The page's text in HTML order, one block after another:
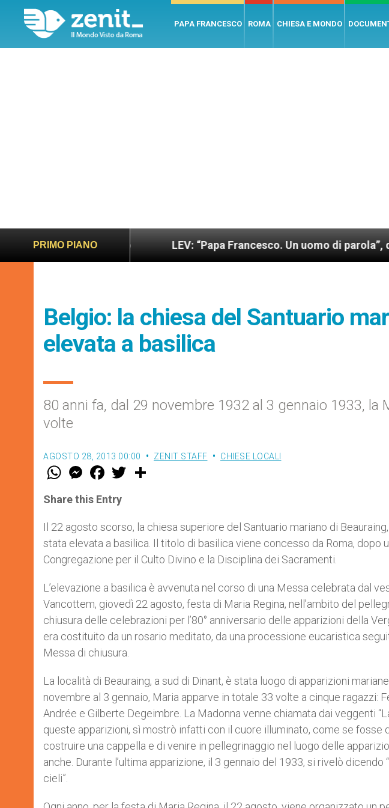
PAPA FRANCESCO ROMA CHIESA E MONDO
PRIMO PIANO
sano e giusto LEV: “Papa Francesco. Un uomo di parola”, dietro le
Belgio: la chiesa del Santuario
elevata a basilica
80 anni fa, dal 29 novembre 1932 al 3 gennaio 1933, la
volte
AGOSTO 28, 2013 00:00 ZENIT STAFF CHIESE LOCALI
W
t
s
p
p
M
e
s
e
g
e
r
F
a
e
b
o
k
w
r
Share this Entry
Il 22 agosto scorso, la chiesa superiore del Santuario mariano di
stata elevata a basilica. Il titolo di basilica viene concesso da Roma, dopo
Congregazione per il Culto Divino e la Disciplina dei Sacramenti.
L’elevazione a basilica è avvenuta nel corso di una Messa celebrata dal
Vancottem, giovedì 22 agosto, festa di Maria Regina, nell’ambito del
chiusura delle celebrazioni per l’80° anniversario delle apparizioni della
era costituito da un rosario meditato, da una processione eucaristica
Messa di chiusura.
La località di Beauraing, a sud di Dinant, è stata luogo di apparizioni
novembre al 3 gennaio, Maria apparve in totale 33 volte a cinque ragazzi:
Andrée e Gilberte Degeimbre. La Madonna venne chiamata dai veggenti
queste apparizioni, sì mostrò infatti con il cuore illuminato, come se fosse
costruire una cappella e di venire in pellegrinaggio nel luogo delle
anche. Durante l’ultima apparizione, il 3 gennaio del 1933, si rivelò dicendo
cieli”.